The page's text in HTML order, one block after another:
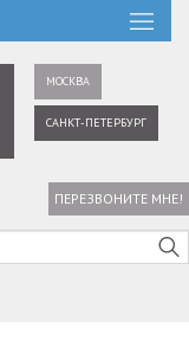
МОСКВА
САНКТ-ПЕТЕРБУРГ
ПЕРЕЗВОНИТЕ МНЕ!